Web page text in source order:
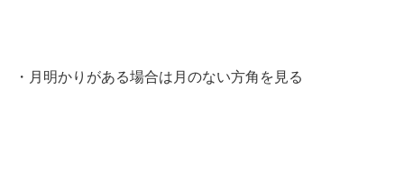
・月明かりがある場合は月のない方角を見る